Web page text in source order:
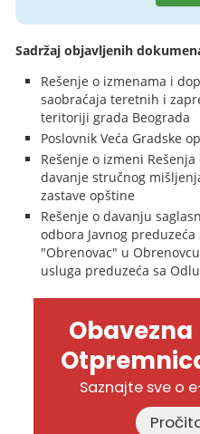
Sadržaj objavljenih
Rešenje o izmenama i
saobraćaja teretnih i
teritoriji grada Beograda
Poslovnik Veća Gradske
Rešenje o izmeni
davanje stručnog
zastave opštine
Rešenje o davanju
odbora Javnog
"Obrenovac" u
usluga preduzeća sa
Saznajte sve o